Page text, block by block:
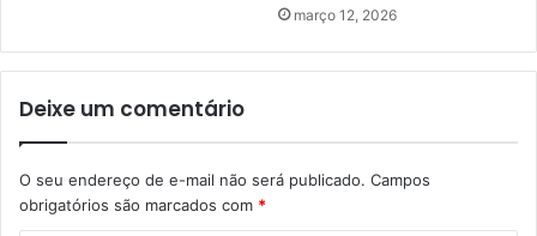
março 12, 2026
Deixe um comentário
O seu endereço de e-mail não será publicado. Campos
obrigatórios são marcados com *